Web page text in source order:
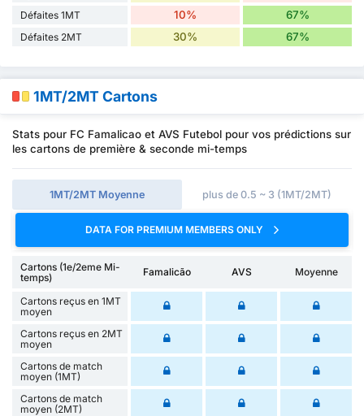
Défaites 1MT 10% 67%
Défaites 2MT 30% 67%
1MT/2MT Cartons
Stats pour FC Famalicao et AVS Futebol pour vos prédictions sur
les cartons de première & seconde mi-temps
1MT/2MT Moyenne plus de 0.5 ~ 3 (1MT/2MT)
DATA FOR PREMIUM MEMBERS ONLY
Cartons (1e/2eme Mi-
temps)
Famalicão AVS Moyenne
Cartons reçus en 1MT
moyen
Cartons reçus en 2MT
moyen
Cartons de match
moyen (1MT)
Cartons de match
moyen (2MT)